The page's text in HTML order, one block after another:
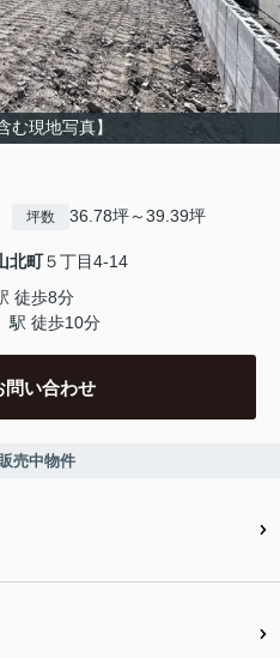
む現地写真】
坪数 36.78坪～39.39坪
北町５丁目4-14
徒歩8分
」駅 徒歩10分
問い合わせ
売中物件